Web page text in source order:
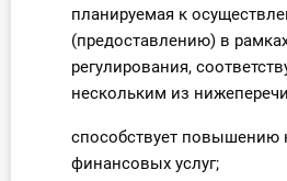
планируемая к
(предоставлению) в
регулирования,
нескольким из
способствует повышению
финансовых услуг;